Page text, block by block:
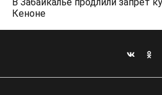
В Забайкалье продлили запрет
Кеноне